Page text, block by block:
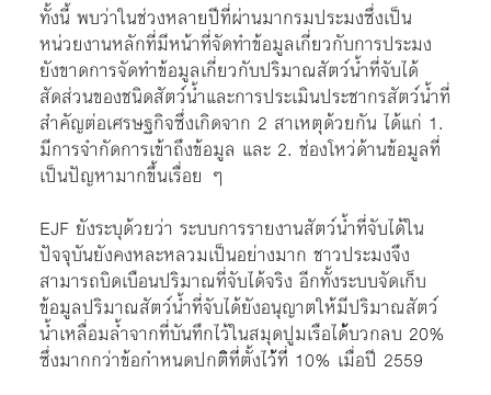
ทั้งนี้ พบว่าในช่วงหลายปีที่ผ่านมากรมประมงซึ่งเป็น
หน่วยงานหลักที่มีหน้าที่จัดทำข้อมูลเกี่ยวกับการประมง
ยังขาดการจัดทำข้อมูลเกี่ยวกับปริมาณสัตว์น้ำที่จับได้
สัดส่วนของชนิดสัตว์น้ำและการประเมินประชากรสัตว์น้ำที่
สำคัญต่อเศรษฐกิจซึ่งเกิดจาก 2 สาเหตุด้วยกัน ได้แก่ 1.
มีการจำกัดการเข้าถึงข้อมูล และ 2. ช่องโหว่ด้านข้อมูลที่
เป็นปัญหามากขึ้นเรื่อย ๆ
EJF ยังระบุด้วยว่า ระบบการรายงานสัตว์น้ำที่จับได้ใน
ปัจจุบันยังคงหละหลวมเป็นอย่างมาก ชาวประมงจึง
สามารถบิดเบือนปริมาณที่จับได้จริง อีกทั้งระบบจัดเก็บ
ข้อมูลปริมาณสัตว์น้ำที่จับได้ยังอนุญาตให้มีปริมาณสัตว์
น้ำเหลื่อมล้ำจากที่บันทึกไว้ในสมุดปูมเรือได้้บวกลบ 20%
ซึ่งมากกว่าข้อกำหนดปกติิที่่ตั้งไว้้ที่่ 10% เมื่อปี 2559